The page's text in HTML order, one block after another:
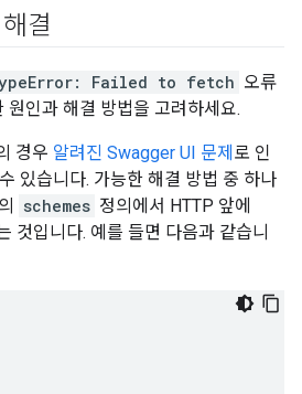
결
Failed to fetch 오류
원인과 해결 방법을 고려하세요.
경우 알려진 Swagger UI 문제 로 인
있습니다. 가능한 해결 방법 중 하나
schemes 정의에서 HTTP 앞에
것입니다. 예를 들면 다음과 같습니